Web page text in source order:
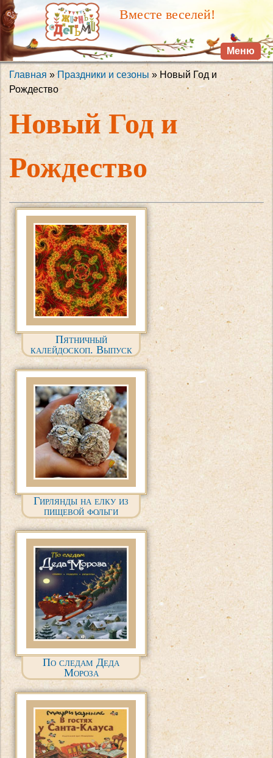
Перейти к
основному
содержанию
Вместе веселей!
Меню
Вы здесь
Главная »Праздники и сезоны » Новый Год и
Рождество
Новый Год и
Рождество
Пятничный
калейдоскоп. Выпуск
№ 1
Гирлянды на елку из
пищевой фольги
По следам Деда
Мороза